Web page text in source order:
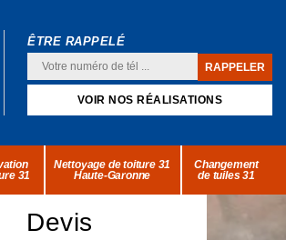
ÊTRE RAPPELÉ
VOIR NOS RÉALISATIONS
31
Nettoyage de toiture 31
Haute-Garonne
Changement
de tuiles 31
Devis